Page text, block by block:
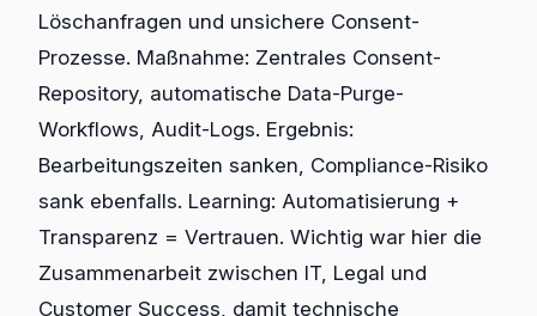
Löschanfragen und unsichere Consent-
Prozesse. Maßnahme: Zentrales Consent-
Repository, automatische Data-Purge-
Workflows, Audit-Logs. Ergebnis:
Bearbeitungszeiten sanken, Compliance-Risiko
sank ebenfalls. Learning: Automatisierung +
Transparenz = Vertrauen. Wichtig war hier die
Zusammenarbeit zwischen IT, Legal und
Customer Success, damit technische